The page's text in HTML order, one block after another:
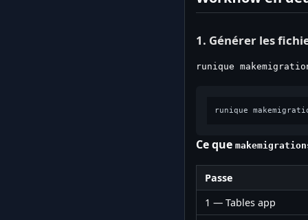
1. Générer les
runique
Ce que
Passe
1 — Tables app